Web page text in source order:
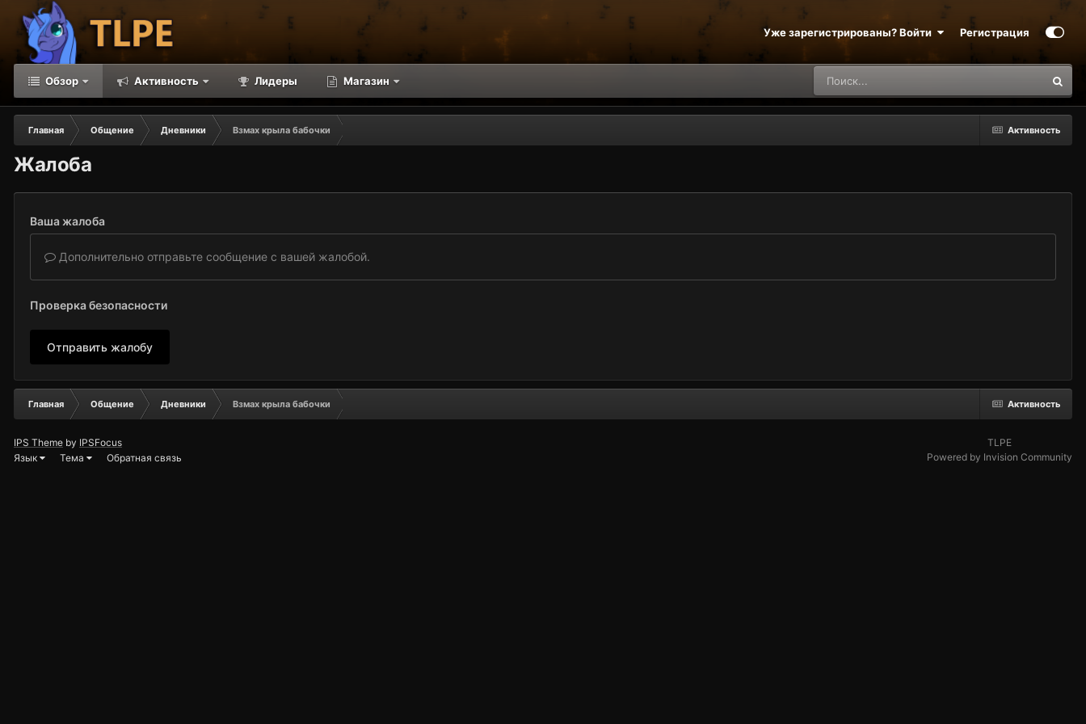
Уже зарегистрированы? Войти Регистрация
Обзор Активность Лидеры Магазин
Активность
Главная Общение Дневники Взмах крыла бабочки
Жалоба
Ваша жалоба
Дополнительно отправьте сообщение с вашей жалобой.
Проверка безопасности
Отправить жалобу
Активность
Главная Общение Дневники Взмах крыла бабочки
IPS Theme by IPSFocus
Язык
Тема Обратная связь
TLPE
Powered by Invision Community